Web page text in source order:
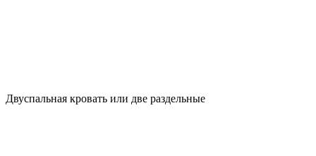
Двуспальная кровать или две раздельные